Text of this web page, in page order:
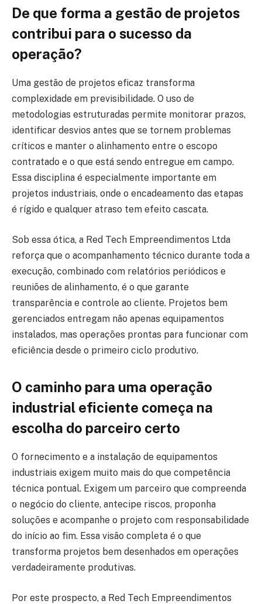
De que forma a gestão de projetos
contribui para o sucesso da
operação?
Uma gestão de projetos eficaz transforma
complexidade em previsibilidade. O uso de
metodologias estruturadas permite monitorar prazos,
identificar desvios antes que se tornem problemas
críticos e manter o alinhamento entre o escopo
contratado e o que está sendo entregue em campo.
Essa disciplina é especialmente importante em
projetos industriais, onde o encadeamento das etapas
é rígido e qualquer atraso tem efeito cascata.
Sob essa ótica, a Red Tech Empreendimentos Ltda
reforça que o acompanhamento técnico durante toda a
execução, combinado com relatórios periódicos e
reuniões de alinhamento, é o que garante
transparência e controle ao cliente. Projetos bem
gerenciados entregam não apenas equipamentos
instalados, mas operações prontas para funcionar com
eficiência desde o primeiro ciclo produtivo.
O caminho para uma operação
industrial eficiente começa na
escolha do parceiro certo
O fornecimento e a instalação de equipamentos
industriais exigem muito mais do que competência
técnica pontual. Exigem um parceiro que compreenda
o negócio do cliente, antecipe riscos, proponha
soluções e acompanhe o projeto com responsabilidade
do início ao fim. Essa visão completa é o que
transforma projetos bem desenhados em operações
verdadeiramente produtivas.
Por este prospecto, a Red Tech Empreendimentos